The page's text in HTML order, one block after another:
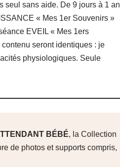
seul sans aide. De 9 jours à 1 an
« Mes 1er Souvenirs »
EVEIL « Mes 1ers
seront identiques : je
physiologiques. Seule
BÉBÉ, la Collection
de photos et supports compris,